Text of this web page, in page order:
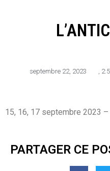
septembre 22, 2023 ,
15, 16, 17 septembre 2023 –
PARTAGER CE